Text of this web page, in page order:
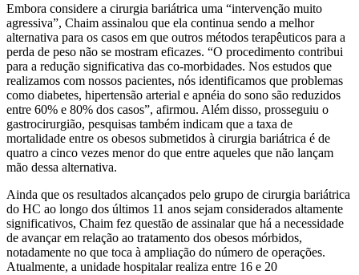
Embora considere a cirurgia bariátrica uma “intervenção muito
agressiva”, Chaim assinalou que ela continua sendo a melhor
alternativa para os casos em que outros métodos terapêuticos para a
perda de peso não se mostram eficazes. “O procedimento contribui
para a redução significativa das co-morbidades. Nos estudos que
realizamos com nossos pacientes, nós identificamos que problemas
como diabetes, hipertensão arterial e apnéia do sono são reduzidos
entre 60% e 80% dos casos”, afirmou. Além disso, prosseguiu o
gastrocirurgião, pesquisas também indicam que a taxa de
mortalidade entre os obesos submetidos à cirurgia bariátrica é de
quatro a cinco vezes menor do que entre aqueles que não lançam
mão dessa alternativa.
Ainda que os resultados alcançados pelo grupo de cirurgia bariátrica
do HC ao longo dos últimos 11 anos sejam considerados altamente
significativos, Chaim fez questão de assinalar que há a necessidade
de avançar em relação ao tratamento dos obesos mórbidos,
notadamente no que toca à ampliação do número de operações.
Atualmente, a unidade hospitalar realiza entre 16 e 20